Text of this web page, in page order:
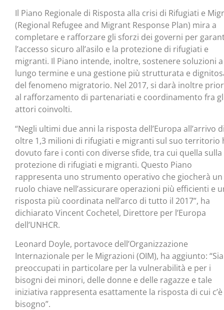
Il Piano Regionale di Risposta alla crisi di Rifugiati e
(Regional Refugee and Migrant Response Plan) mira a
completare e rafforzare gli sforzi dei governi per
l’accesso sicuro all’asilo e la protezione di rifugiati e
migranti. Il Piano intende, inoltre, sostenere soluzioni a
lungo termine e una gestione più strutturata e
del fenomeno migratorio. Nel 2017, si darà inoltre
al rafforzamento di partenariati e coordinamento fra
attori coinvolti.
“Negli ultimi due anni la risposta dell’Europa all’arrivo
oltre 1,3 milioni di rifugiati e migranti sul suo territorio
dovuto fare i conti con diverse sfide, tra cui quella sulla
protezione di rifugiati e migranti. Questo Piano
rappresenta uno strumento operativo che giocherà un
ruolo chiave nell’assicurare operazioni più efficienti e
risposta più coordinata nell’arco di tutto il 2017”, ha
dichiarato Vincent Cochetel, Direttore per l’Europa
dell’UNHCR.
Leonard Doyle, portavoce dell’Organizzazione
Internazionale per le Migrazioni (OIM), ha aggiunto:
preoccupati in particolare per la vulnerabilità e per i
bisogni dei minori, delle donne e delle ragazze e tale
iniziativa rappresenta esattamente la risposta di cui c’è
bisogno”.